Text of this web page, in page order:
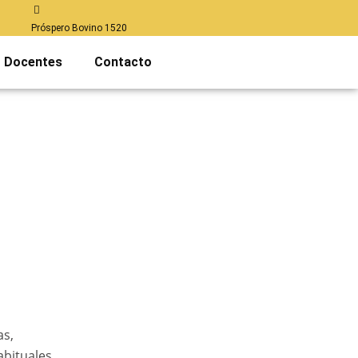
Próspero Bovino 1520
Docentes Contacto